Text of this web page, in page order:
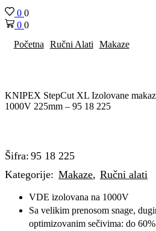
0 0
0 0
Početna Ručni Alati Makaze
KNIPEX StepCut XL Izolovane
1000V 225mm – 95 18 225
Šifra: 95 18 225
Kategorije: Makaze, Ručni alati
VDE izolovana na 1000V
Sa velikim prenosom snage,
optimizovanim sečivima: do 60%